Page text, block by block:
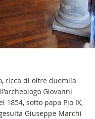
ricca di oltre duemila
Giovanni
1854, sotto papa Pio IX,
Giuseppe Marchi